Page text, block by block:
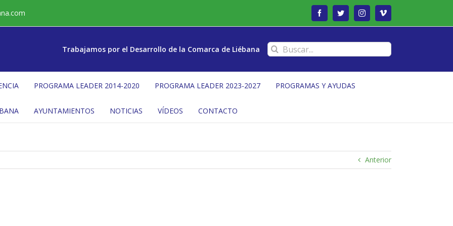
FacebookTwitterInstagramVimeo
Trabajamos por el Desarrollo de la Comarca de Liébana Buscar:
PROGRAMA LEADER 2014-2020 PROGRAMA LEADER 2023-2027 PROGRAMAS Y AYUDAS
AYUNTAMIENTOS NOTICIAS VÍDEOS CONTACTO
Anterior